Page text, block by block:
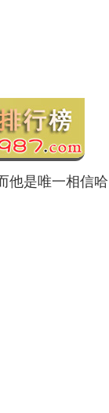
他是唯一相信哈